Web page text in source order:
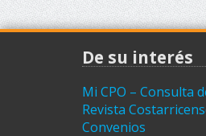
de
entradas
De su interés
Mi CPO – Consulta
Revista
Convenios